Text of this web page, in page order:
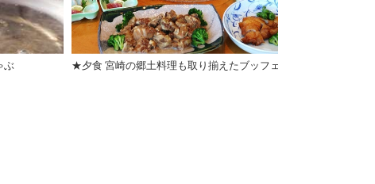
ぶ ★夕食 宮崎の郷土料理も取り揃えたブッフェ